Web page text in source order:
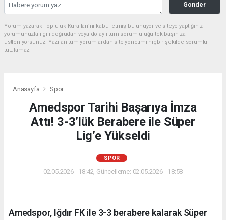
Gonder
Yorum yazarak Topluluk Kuralları’nı kabul etmiş bulunuyor ve siteye yaptığınız
yorumunuzla ilgili doğrudan veya dolaylı tüm sorumluluğu tek başınıza
üstleniyorsunuz. Yazılan tüm yorumlardan site yönetimi hiçbir şekilde sorumlu
tutulamaz.
Anasayfa Spor
Amedspor Tarihi Başarıya İmza
Attı! 3-3’lük Berabere ile Süper
Lig’e Yükseldi
SPOR
02.05.2026 - 18:42, Güncelleme: 02.05.2026 - 18:58
Amedspor, Iğdır FK ile 3-3 berabere kalarak Süper